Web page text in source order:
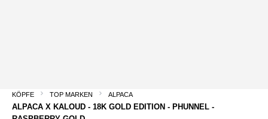
KÖPFE TOP MARKEN ALPACA
ALPACA X KALOUD - 18K GOLD EDITION - PHUNNEL -